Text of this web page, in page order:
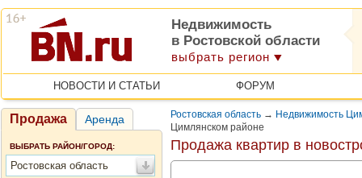
Недвижимость
в Ростовской области
выбрать регион
НОВОСТИ И СТАТЬИ ФОРУМ
Продажа Аренда
ВЫБРАТЬ РАЙОН/ГОРОД:
Ростовская область
Ростовская область → Недвижимость
Цимлянском районе
Продажа квартир в